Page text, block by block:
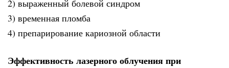
2) выраженный болевой синдром
3) временная пломба
4) препарирование кариозной области
Эффективность лазерного облучения при